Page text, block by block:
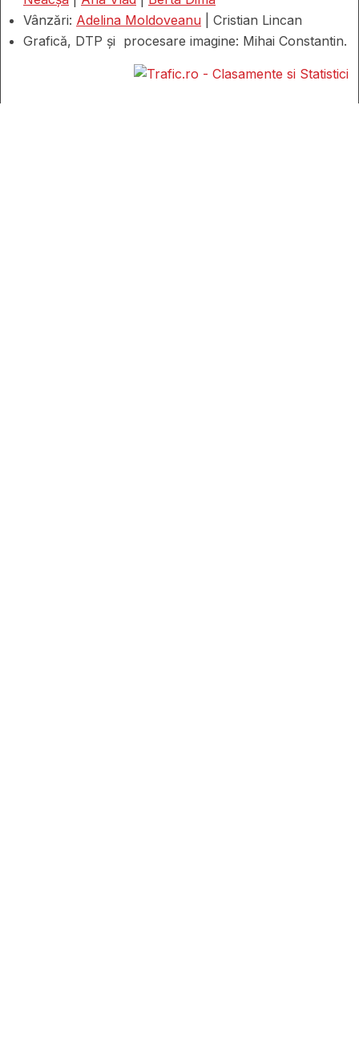
Vânzări: Adelina Moldoveanu | Cristian Lincan
Grafică, DTP și procesare imagine: Mihai Constantin.